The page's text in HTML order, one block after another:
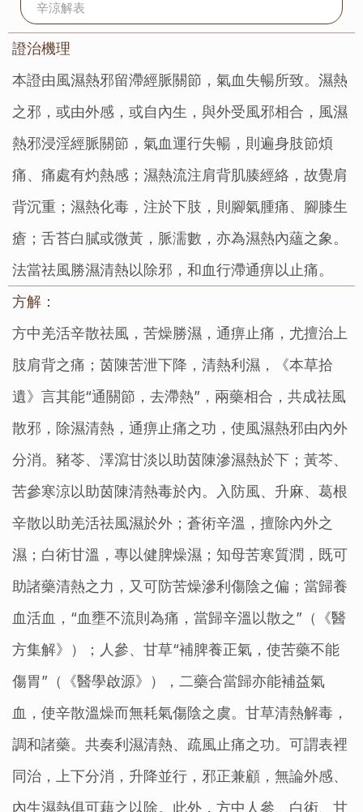
辛涼解表
證治機理：
本證由風濕熱邪留滯經脈關節，氣血失暢所致。濕熱
之邪，或由外感，或自內生，與外受風邪相合，風濕
熱邪浸淫經脈關節，氣血運行失暢，則遍身肢節煩
痛、痛處有灼熱感；濕熱流注肩背肌腠經絡，故覺肩
背沉重；濕熱化毒，注於下肢，則腳氣腫痛、腳膝生
瘡；舌苔白膩或微黃，脈濡數，亦為濕熱內蘊之象。
法當祛風勝濕清熱以除邪，和血行滯通痹以止痛。
方解：
方中羌活辛散祛風，苦燥勝濕，通痹止痛，尤擅治上
肢肩背之痛；茵陳苦泄下降，清熱利濕，《本草拾
遺》言其能“通關節，去滯熱”，兩藥相合，共成祛風
散邪，除濕清熱，通痹止痛之功，使風濕熱邪由內外
分消。豬苓、澤瀉甘淡以助茵陳滲濕熱於下；黃芩、
苦參寒涼以助茵陳清熱毒於內。入防風、升麻、葛根
辛散以助羌活祛風濕於外；蒼術辛溫，擅除內外之
濕；白術甘溫，專以健脾燥濕；知母苦寒質潤，既可
助諸藥清熱之力，又可防苦燥滲利傷陰之偏；當歸養
血活血，“血壅不流則為痛，當歸辛溫以散之”（《醫
方集解》）；人參、甘草“補脾養正氣，使苦藥不能
傷胃”（《醫學啟源》），二藥合當歸亦能補益氣
血，使辛散溫燥而無耗氣傷陰之虞。甘草清熱解毒，
調和諸藥。共奏利濕清熱、疏風止痛之功。可謂表裡
同治，上下分消，升降並行，邪正兼顧，無論外感、
內生濕熱俱可藉之以除。此外，方中人參、白術、甘